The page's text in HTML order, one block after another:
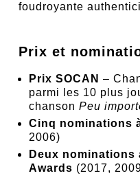
foudroyante
Prix et
Prix SOCAN –
parmi les 10 plus
chanson Peu
Cinq nominations
2006)
Deux nominations
Awards (2017,